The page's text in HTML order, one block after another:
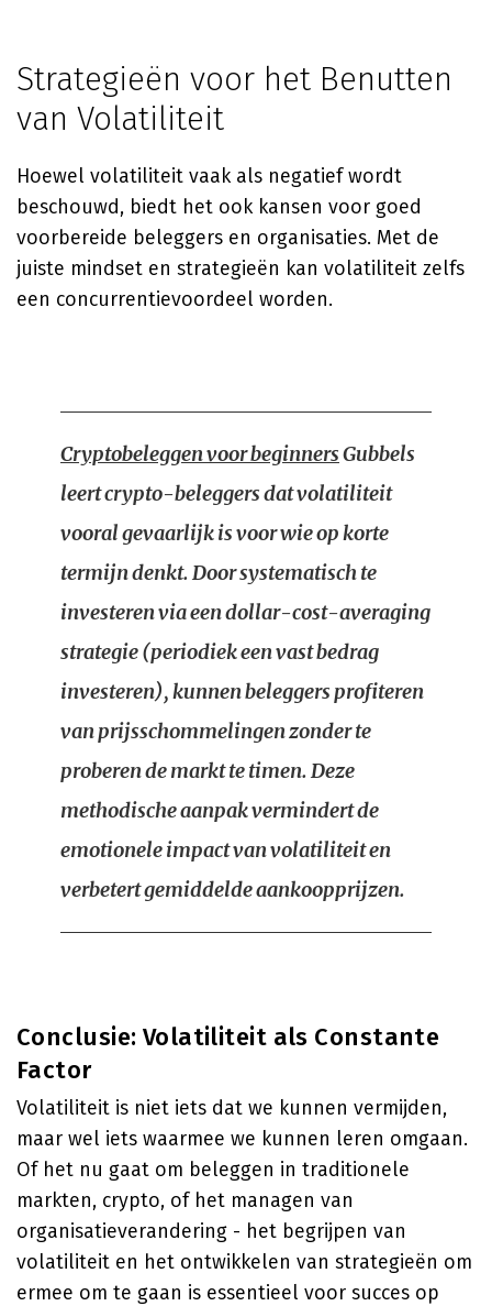
Strategieën voor het Benutten
van Volatiliteit
Hoewel volatiliteit vaak als negatief wordt
beschouwd, biedt het ook kansen voor goed
voorbereide beleggers en organisaties. Met de
juiste mindset en strategieën kan volatiliteit zelfs
een concurrentievoordeel worden.
Cryptobeleggen voor beginnersGubbels
leert crypto-beleggers dat volatiliteit
vooral gevaarlijk is voor wie op korte
termijn denkt. Door systematisch te
investeren via een dollar-cost-averaging
strategie (periodiek een vast bedrag
investeren), kunnen beleggers profiteren
van prijsschommelingen zonder te
proberen de markt te timen. Deze
methodische aanpak vermindert de
emotionele impact van volatiliteit en
verbetert gemiddelde aankoopprijzen.
Conclusie: Volatiliteit als Constante
Factor
Volatiliteit is niet iets dat we kunnen vermijden,
maar wel iets waarmee we kunnen leren omgaan.
Of het nu gaat om beleggen in traditionele
markten, crypto, of het managen van
organisatieverandering - het begrijpen van
volatiliteit en het ontwikkelen van strategieën om
ermee om te gaan is essentieel voor succes op